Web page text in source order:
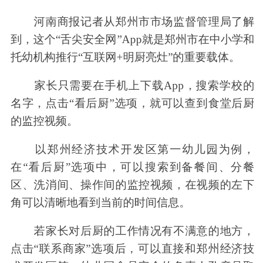
河南商报记者从郑州市市场监督管理局了解
到，这个“舌尖安全网”App就是郑州市在中小学和
托幼机构推行“互联网+明厨亮灶”的重要载体。
家长只需要在手机上下载App，搜索学校的
名字，点击“看后厨”选项，就可以查到食堂后厨
的监控视频。
以郑州经济技术开发区第一幼儿园为例，
在“看后厨”选项中，可以搜索到备餐间、分餐
区、洗消间、操作间的监控视频，在视频的左下
角可以清晰地看到当前的时间信息。
若家长对后厨的工作情况有不满意的地方，
点击“联系商家”选项后，可以直接和郑州经济技